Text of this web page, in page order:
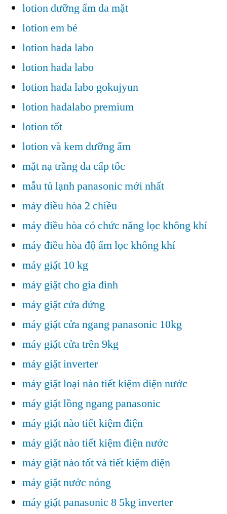
lotion dưỡng ẩm da mặt
lotion em bé
lotion hada labo
lotion hada labo
lotion hada labo gokujyun
lotion hadalabo premium
lotion tốt
lotion và kem dưỡng ẩm
mặt nạ trắng da cấp tốc
mẫu tủ lạnh panasonic mới nhất
máy điều hòa 2 chiều
máy điều hòa có chức năng lọc không khí
máy điều hòa độ ẩm lọc không khí
máy giặt 10 kg
máy giặt cho gia đình
máy giặt cửa đứng
máy giặt cửa ngang panasonic 10kg
máy giặt cửa trên 9kg
máy giặt inverter
máy giặt loại nào tiết kiệm điện nước
máy giặt lồng ngang panasonic
máy giặt nào tiết kiệm điện
máy giặt nào tiết kiệm điện nước
máy giặt nào tốt và tiết kiệm điện
máy giặt nước nóng
máy giặt panasonic 8 5kg inverter